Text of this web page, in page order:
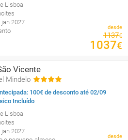
Lisboa
jan 2027
desde
1137€
1037€
Vicente
Mindelo
100€ de desconto até 02/09
Incluído
Lisboa
jan 2027
desde